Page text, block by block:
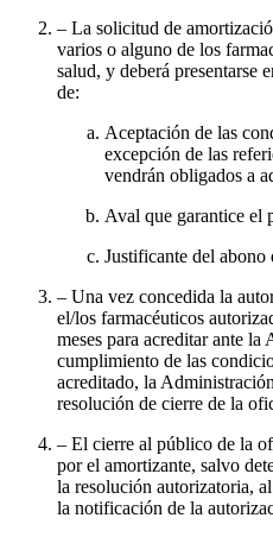
– La solicitud de
varios o alguno de los
salud, y deberá presentarse
de:
Aceptación de las
excepción de las
vendrán obligados a
Aval que garantice el
Justificante del abono
– Una vez concedida la
el/los farmacéuticos
meses para acreditar ante
cumplimiento de las
acreditado, la
resolución de cierre de la
– El cierre al público de la
por el amortizante, salvo
la resolución autorizatoria,
la notificación de la